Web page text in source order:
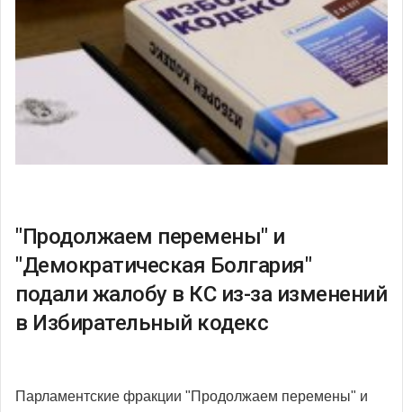
"Продолжаем перемены" и
"Демократическая Болгария"
подали жалобу в КС из-за изменений
в Избирательный кодекс
Парламентские фракции "Продолжаем перемены" и